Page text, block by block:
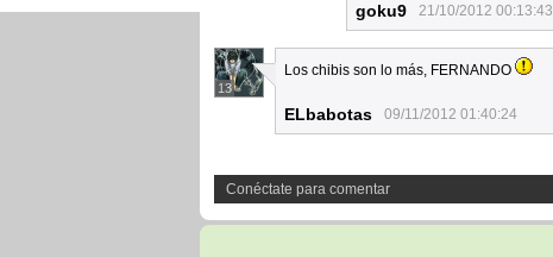
goku9 21/10/2012 00:13:43
13
Los chibis son lo más, FERNANDO
ELbabotas 09/11/2012 01:40:24
Conéctate para comentar